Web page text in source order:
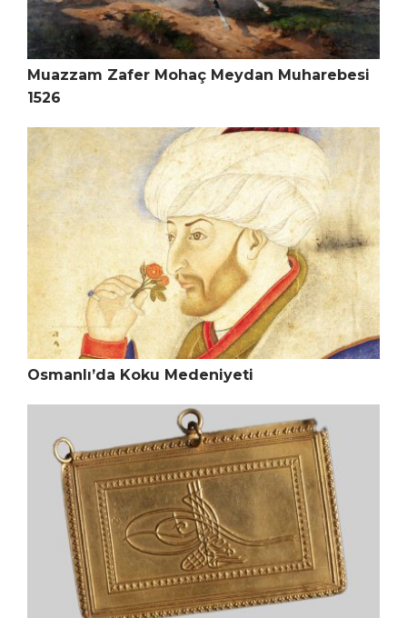
Muazzam Zafer Mohaç Meydan Muharebesi
1526
Osmanlı’da Koku Medeniyeti